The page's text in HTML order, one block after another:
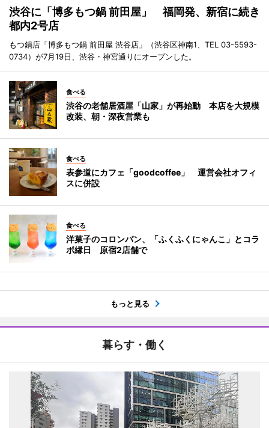
渋谷に「博多もつ鍋 前田屋」 福岡発、新宿に続き
都内2号店
もつ鍋店「博多もつ鍋 前田屋 渋谷店」（渋谷区神南1、TEL 03-5593-
0734）が7月19日、渋谷・神宮通りにオープンした。
食べる
渋谷の老舗居酒屋「山家」が再始動 本店を大規模
改装、朝・深夜営業も
食べる
表参道にカフェ「goodcoffee」 運営会社オフィ
スに併設
食べる
洋菓子のコロンバン、「ふくふくにゃんこ」とコラ
ボ縁日 原宿2店舗で
もっと見る
暮らす・働く